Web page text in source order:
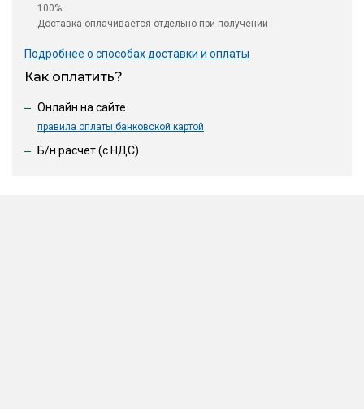
100%
Доставка оплачивается отдельно при получении
Подробнее о способах доставки и оплаты
Как оплатить?
Онлайн на сайте
правила оплаты банковской картой
Б/н расчет (c НДС)